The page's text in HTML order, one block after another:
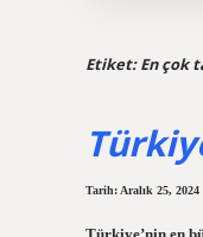
Etiket:En çok
Tarih: Aralık 25, 2024